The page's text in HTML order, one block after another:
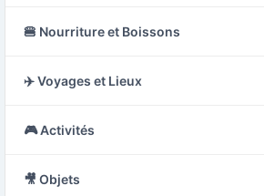
🍔 Nourriture et Boissons
✈️ Voyages et Lieux
🎮 Activités
🎥 Objets